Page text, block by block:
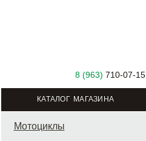
8 (963) 710-07-15
КАТАЛОГ МАГАЗИНА
Мотоциклы